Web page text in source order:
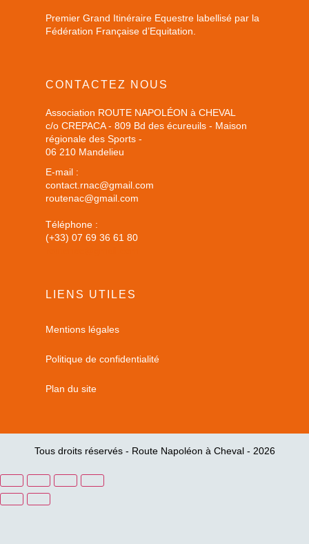
Premier Grand Itinéraire Equestre labellisé par la
Fédération Française d’Equitation.
CONTACTEZ NOUS
Association ROUTE NAPOLÉON à CHEVAL
c/o CREPACA - 809 Bd des écureuils - Maison
régionale des Sports -
06 210 Mandelieu
E-mail :
contact.rnac@gmail.com
routenac@gmail.com
Téléphone :
(+33) 07 69 36 61 80
LIENS UTILES
Mentions légales
Politique de confidentialité
Plan du site
Tous droits réservés - Route Napoléon à Cheval - 2026